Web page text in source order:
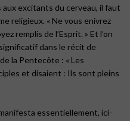
excitants du cerveau, il faut
religieux. « Ne vous enivrez
remplis de l’Esprit. » Et l’on
dans le récit de
la Pentecôte : « Les
et disaient : Ils sont pleins
essentiellement, ici-